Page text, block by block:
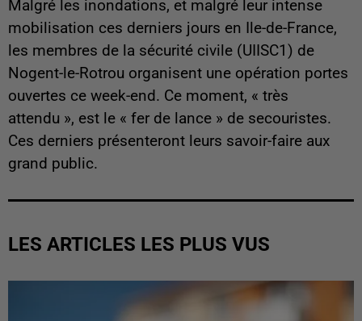
Malgré les inondations, et malgré leur intense
mobilisation ces derniers jours en Ile-de-France,
les membres de la sécurité civile (UIISC1) de
Nogent-le-Rotrou organisent une opération portes
ouvertes ce week-end. Ce moment, « très
attendu », est le « fer de lance » de secouristes.
Ces derniers présenteront leurs savoir-faire aux
grand public.
LES ARTICLES LES PLUS VUS